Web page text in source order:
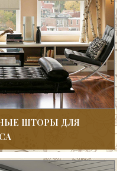
ШТОРЫ ДЛЯ